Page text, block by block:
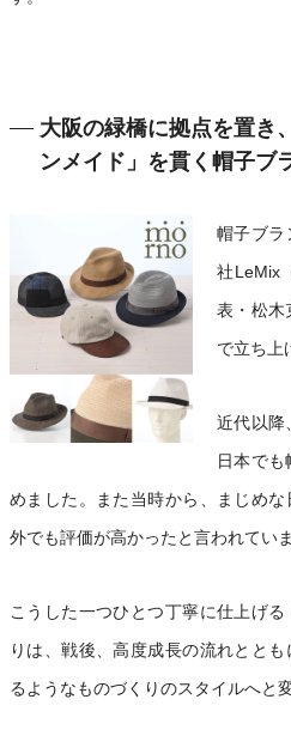
大阪の緑橋に拠点を置き
ンメイド」を貫く帽子ブ
帽子ブラ
社LeMix
表・松木
で立ち上
近代以降
日本で
めました。また当時から、まじめ
外でも評価が高かったと言われていま
こうした一つひとつ丁寧に仕上げ
りは、戦後、高度成長の流れとと
るようなものづくりのスタイルへと